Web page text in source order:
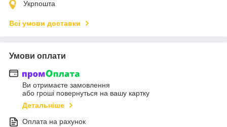
Укрпошта
Всі умови доставки
Умови оплати
Ви отримаєте замовлення
або гроші повернуться на вашу картку
Детальніше
Оплата на рахунок